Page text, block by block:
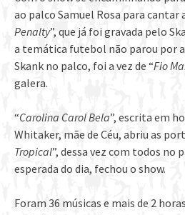
ao palco Samuel Rosa para cantar
Penalty”, que já foi gravada pelo
a temática futebol não parou por
Skank no palco, foi a vez de “Fio
galera.
“Carolina Carol Bela”, escrita em
Whitaker, mãe de Céu, abriu as
Tropical”, dessa vez com todos no
esperada do dia, fechou o show.
Foram 36 músicas e mais de 2